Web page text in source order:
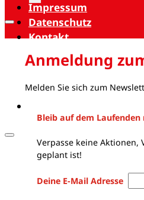
Impressum
Datenschutz
Kontakt
Anmeldung
Melden Sie sich zum
Bleib auf dem
Verpasse keine
geplant ist!
Deine E-Mail Adresse